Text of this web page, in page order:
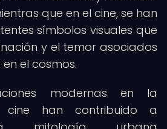
que en el cine, se han
símbolos visuales que
y el temor asociados
el cosmos.
modernas en la
han contribuido a